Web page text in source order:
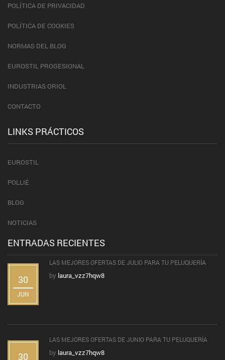
POLÍTICA DE PRIVACIDAD
POLÍTICA DE COOKIES
NORMAS DEL BLOG
EUROSTIL PROGESIONAL
INDUSTRIAS ORIOL
CONTACTO
LINKS PRÁCTICOS
EUROSTIL
POLLIÉ
BLOG
NOTICIAS
ENTRADAS RECIENTES
30
JUN
LAS MEJORES OFERTAS DE JULIO PARA TU PELUQUERÍA
by laura_vzz7hqw8
30
LAS MEJORES OFERTAS DE JUNIO PARA TU PELUQUERÍA
by laura_vzz7hqw8